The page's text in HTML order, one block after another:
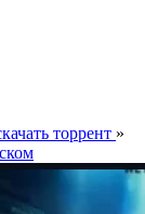
торрент »